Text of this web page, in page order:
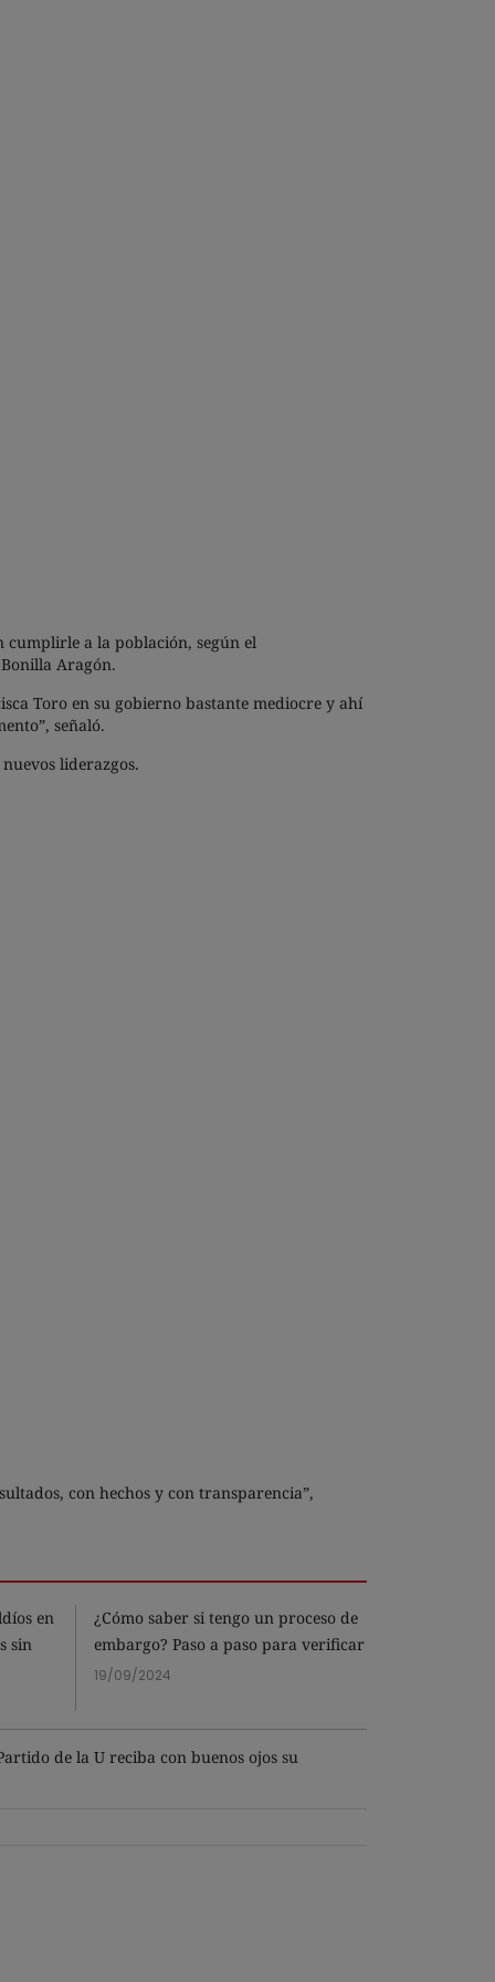
a la población, según el
Aragón.
Toro en su gobierno bastante mediocre y ahí
señaló.
liderazgos.
con hechos y con transparencia”,
en
sin
¿Cómo saber si tengo un proceso de
embargo? Paso a paso para verificar
19/09/2024
de la U reciba con buenos ojos su